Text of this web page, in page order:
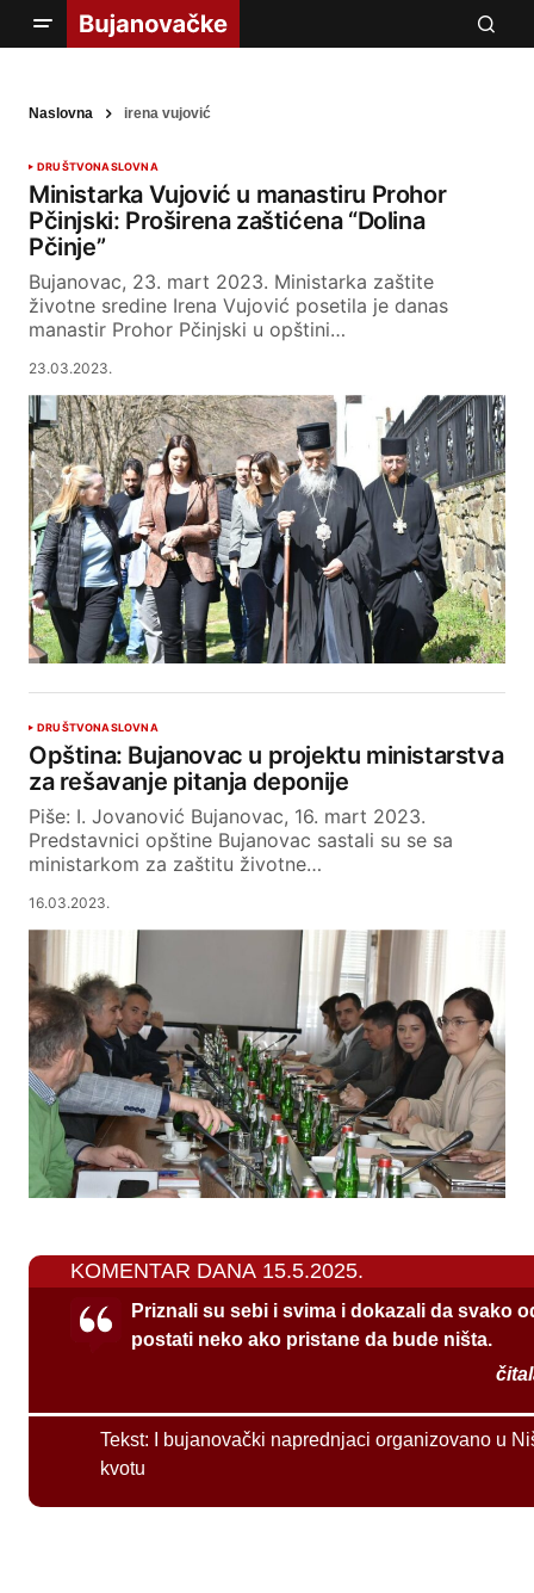
Naslovna irena vujović
DRUŠTVONASLOVNA
Ministarka Vujović u manastiru Prohor
Pčinjski: Proširena zaštićena “Dolina
Pčinje”
Bujanovac, 23. mart 2023. Ministarka zaštite
životne sredine Irena Vujović posetila je danas
manastir Prohor Pčinjski u opštini…
23.03.2023.
DRUŠTVONASLOVNA
Opština: Bujanovac u projektu ministarstva
za rešavanje pitanja deponije
Piše: I. Jovanović Bujanovac, 16. mart 2023.
Predstavnici opštine Bujanovac sastali su se sa
ministarkom za zaštitu životne…
16.03.2023.
KOMENTAR DANA 15.5.2025.
Priznali su sebi i svima i dokazali da svako
postati neko ako pristane da bude ništa.
Tekst:
I bujanovački naprednjaci organizovano u
kvotu